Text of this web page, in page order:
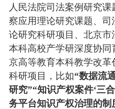
人民法院司法案例研究
察应用理论研究课题、司
论研究科研项目、北京
本科高校产学研深度协
京高等教育本科教学改
科研项目，比如“数据流
研究”“知识产权案件‘三
务平台知识产权治理的